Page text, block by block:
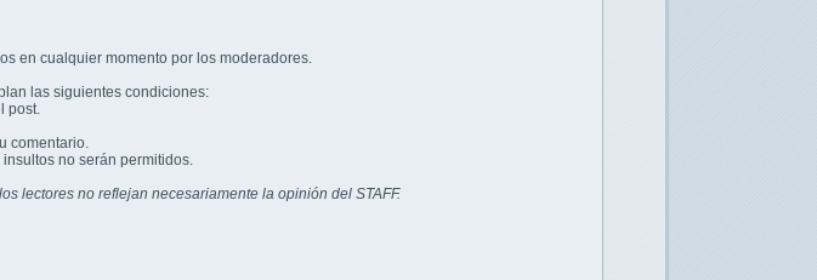
en cualquier momento por los moderadores.
las siguientes condiciones:
post.
comentario.
no serán permitidos.
lectores no reflejan necesariamente la opinión del STAFF.